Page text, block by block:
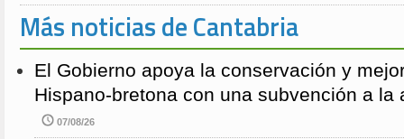
Más noticias de Cantabria
El Gobierno apoya la conservación y
Hispano-bretona con una subvención a la
07/08/26